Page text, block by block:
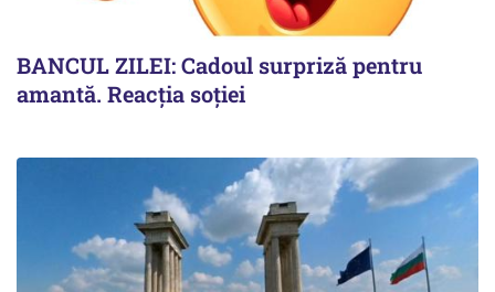
BANCUL ZILEI: Cadoul surpriză pentru
amantă. Reacția soției